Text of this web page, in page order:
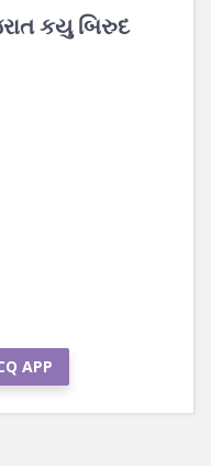
કયુ બિરુદ
APP